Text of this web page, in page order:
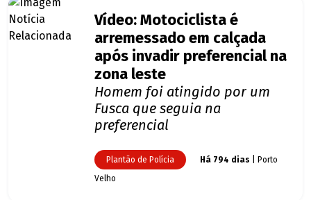
Vídeo: Motociclista é
arremessado em calçada
após invadir preferencial na
zona leste
Homem foi atingido por um
Fusca que seguia na
preferencial
Plantão de Polícia Há 794 dias | Porto
Velho